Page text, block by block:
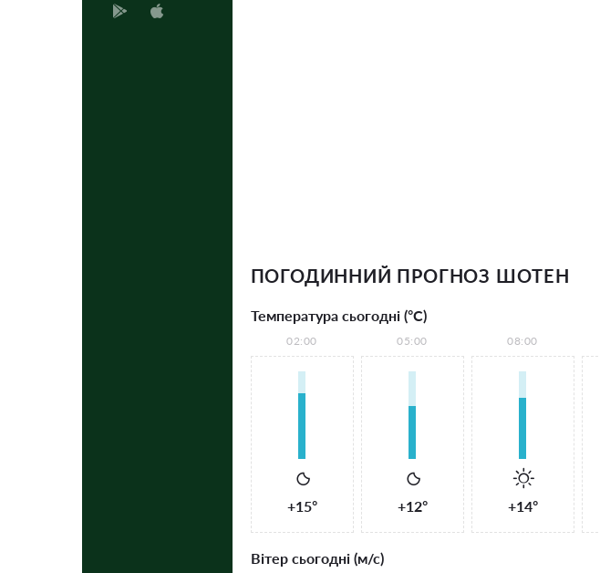
ПОГОДИННИЙ ПРОГНОЗ ШОТЕН
Температура сьогодні (°С)
02:00
+15°
05:00
+12°
08:00
+14°
Вітер сьогодні (м/с)